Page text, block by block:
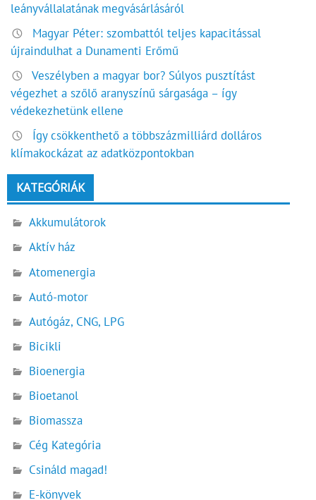
leányvállalatának megvásárlásáról
Magyar Péter: szombattól teljes kapacitással
újraindulhat a Dunamenti Erőmű
Veszélyben a magyar bor? Súlyos pusztítást
végezhet a szőlő aranyszínű sárgasága – így
védekezhetünk ellene
Így csökkenthető a többszázmilliárd dolláros
klímakockázat az adatközpontokban
KATEGÓRIÁK
Akkumulátorok
Aktív ház
Atomenergia
Autó-motor
Autógáz, CNG, LPG
Bicikli
Bioenergia
Bioetanol
Biomassza
Cég Kategória
Csináld magad!
E-könyvek